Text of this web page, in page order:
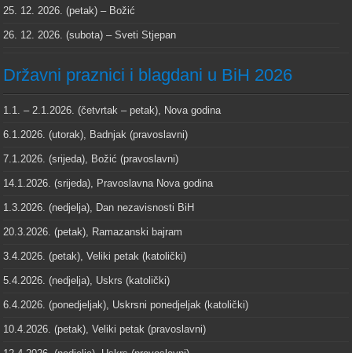
25. 12. 2026. (petak) – Božić
26. 12. 2026. (subota) – Sveti Stjepan
Državni praznici i blagdani u BiH 2026
1.1. – 2.1.2026. (četvrtak – petak), Nova godina
6.1.2026. (utorak), Badnjak (pravoslavni)
7.1.2026. (srijeda), Božić (pravoslavni)
14.1.2026. (srijeda), Pravoslavna Nova godina
1.3.2026. (nedjelja), Dan nezavisnosti BiH
20.3.2026. (petak), Ramazanski bajram
3.4.2026. (petak), Veliki petak (katolički)
5.4.2026. (nedjelja), Uskrs (katolički)
6.4.2026. (ponedjeljak), Uskrsni ponedjeljak (katolički)
10.4.2026. (petak), Veliki petak (pravoslavni)